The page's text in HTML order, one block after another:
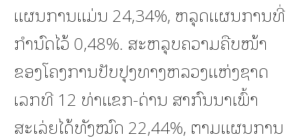
ແຜນການແມ່ນ 24,34%, ຫລຸດແຜນການທີ່
ກຳນົດໄວ້ 0,48%. ສະຫລຸບຄວາມຄືບໜ້າ
ຂອງໂຄງການປັບປຸງທາງຫລວງແຫ່ງຊາດ
ເລກທີ 12 ທ່າແຂກ-ດ່ານ ສາກົນນາເພົ້າ
ສະເລ່ຍໄດ້ທັງໝົດ 22,44%, ຕາມແຜນການ